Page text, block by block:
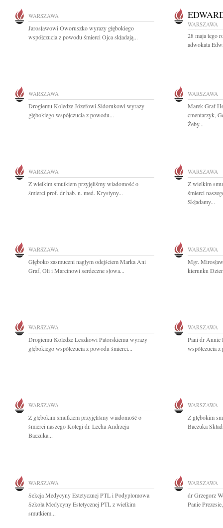
WARSZAWA
Jarosławowi Oworuszko wyrazy głębokiego
współczucia z powodu śmierci Ojca składają...
WARSZAWA
28 maja tego
adwokata
WARSZAWA
Drogiemu Koledze Józefowi Sidorukowi wyrazy
głębokiego współczucia z powodu...
WARSZAWA
Marek Graf
cmentarzyk,
Żeby...
WARSZAWA
Z wielkim smutkiem przyjęliśmy wiadomość o
śmierci prof. dr hab. n. med. Krystyny...
WARSZAWA
Z wielkim
śmierci
Składamy...
WARSZAWA
Głęboko zasmuceni nagłym odejściem Marka Ani
Graf, Oli i Marcinowi serdeczne słowa...
WARSZAWA
Mgr.
kierunku
WARSZAWA
Drogiemu Koledze Leszkowi Patorskiemu wyrazy
głębokiego współczucia z powodu śmierci...
WARSZAWA
Pani dr Annie
współczucia
WARSZAWA
Z głębokim smutkiem przyjęliśmy wiadomość o
śmierci naszego Kolegi dr. Lecha Andrzeja
Baczuka...
WARSZAWA
Z głębokim
Baczuka
WARSZAWA
Sekcja Medycyny Estetycznej PTL i Podyplomowa
Szkoła Medycyny Estetycznej PTL z wielkim
smutkiem...
WARSZAWA
dr Grzegorz
Panie